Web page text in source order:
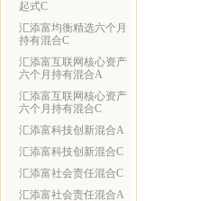
起式C
汇添富均衡精选六个月
持有混合C
汇添富互联网核心资产
六个月持有混合A
汇添富互联网核心资产
六个月持有混合C
汇添富科技创新混合A
汇添富科技创新混合C
汇添富社会责任混合C
汇添富社会责任混合A